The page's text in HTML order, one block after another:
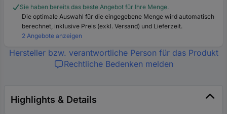
Sie haben bereits das beste Angebot für Ihre Menge.
Die optimale Auswahl für die eingegebene Menge wird automatisch
berechnet, inklusive Preis (exkl. Versand) und Lieferzeit.
2 Angebote anzeigen
Hersteller bzw. verantwortliche Person für das Produkt
Rechtliche Bedenken melden
Highlights & Details